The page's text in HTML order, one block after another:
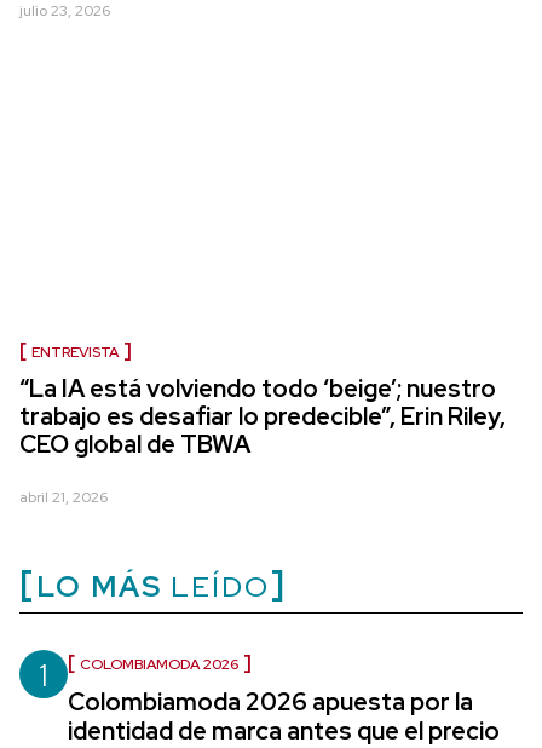
julio 23, 2026
ENTREVISTA
“La IA está volviendo todo ‘beige’; nuestro
trabajo es desafiar lo predecible”, Erin Riley,
CEO global de TBWA
abril 21, 2026
LO MÁS LEÍDO
1 COLOMBIAMODA 2026
Colombiamoda 2026 apuesta por la
identidad de marca antes que el precio